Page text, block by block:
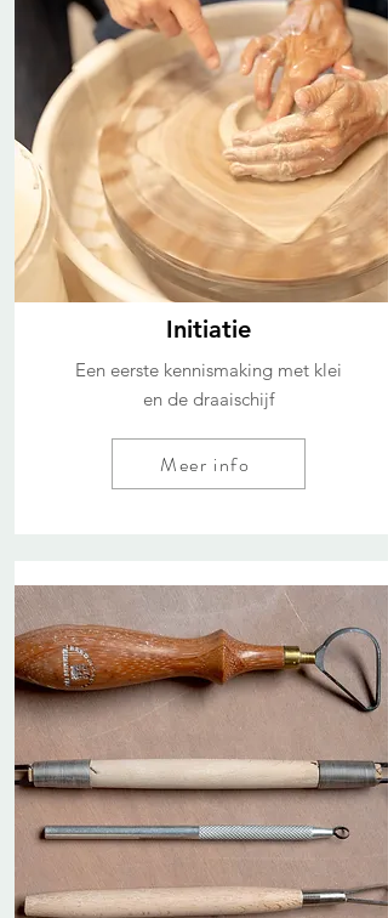
Initiatie
Een eerste kennismaking met klei
en de draaischijf
Meer info